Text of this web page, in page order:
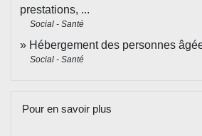
prestations, ...
Social - Santé
Hébergement des personnes
Social - Santé
Pour en savoir plus